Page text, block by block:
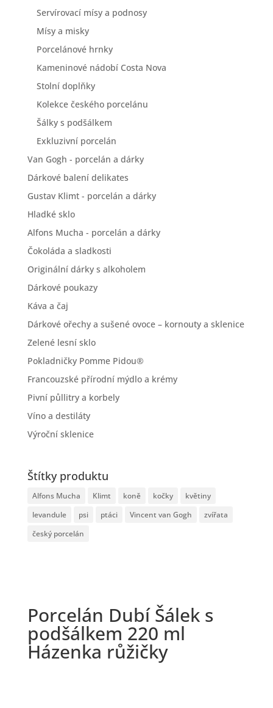
Servírovací mísy a podnosy
Mísy a misky
Porcelánové hrnky
Kameninové nádobí Costa Nova
Stolní doplňky
Kolekce českého porcelánu
Šálky s podšálkem
Exkluzivní porcelán
Van Gogh - porcelán a dárky
Dárkové balení delikates
Gustav Klimt - porcelán a dárky
Hladké sklo
Alfons Mucha - porcelán a dárky
Čokoláda a sladkosti
Originální dárky s alkoholem
Dárkové poukazy
Káva a čaj
Dárkové ořechy a sušené ovoce – kornouty a sklenice
Zelené lesní sklo
Pokladničky Pomme Pidou®
Francouzské přírodní mýdlo a krémy
Pivní půllitry a korbely
Víno a destiláty
Výroční sklenice
Štítky produktu
Alfons Mucha Klimt koně kočky
květiny
levandule
psi ptáci Vincent van Gogh
zvířata
český porcelán
Porcelán Dubí Šálek s
podšálkem 220 ml
Házenka růžičky